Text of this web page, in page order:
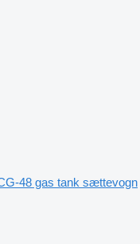
48 gas tank sættevogn